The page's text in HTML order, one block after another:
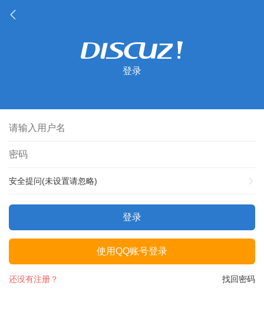
登录
安全提问(未设置请忽略)
登录
使用QQ账号登录
找回密码
还没有注册？